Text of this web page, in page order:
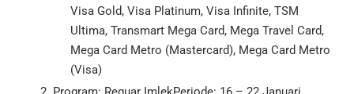
Visa Gold, Visa Platinum, Visa Infinite, TSM
Ultima, Transmart Mega Card, Mega Travel Card,
Mega Card Metro (Mastercard), Mega Card Metro
(Visa)